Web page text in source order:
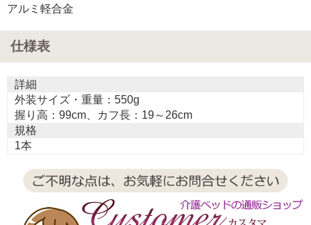
アルミ軽合金
仕様表
詳細
外装サイズ・重量：550g
握り高：99cm、カフ長：19～26cm
規格
1本